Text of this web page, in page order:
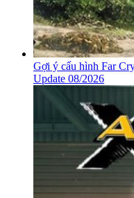
Gợi ý cấu hình Far
Update 08/2026